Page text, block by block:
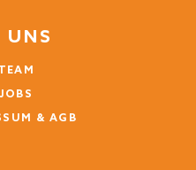
UNS
JOBS
& AGB